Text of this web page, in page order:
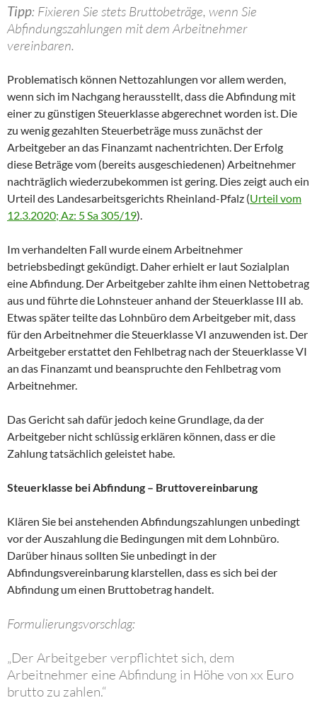
Tipp: Fixieren Sie stets Bruttobeträge, wenn Sie
Abfindungszahlungen mit dem Arbeitnehmer
vereinbaren.
Problematisch können Nettozahlungen vor allem werden,
wenn sich im Nachgang herausstellt, dass die Abfindung mit
einer zu günstigen Steuerklasse abgerechnet worden ist. Die
zu wenig gezahlten Steuerbeträge muss zunächst der
Arbeitgeber an das Finanzamt nachentrichten. Der Erfolg
diese Beträge vom (bereits ausgeschiedenen) Arbeitnehmer
nachträglich wiederzubekommen ist gering. Dies zeigt auch ein
Urteil des Landesarbeitsgerichts Rheinland-Pfalz (Urteil vom
12.3.2020; Az: 5 Sa 305/19).
Im verhandelten Fall wurde einem Arbeitnehmer
betriebsbedingt gekündigt. Daher erhielt er laut Sozialplan
eine Abfindung. Der Arbeitgeber zahlte ihm einen Nettobetrag
aus und führte die Lohnsteuer anhand der Steuerklasse III ab.
Etwas später teilte das Lohnbüro dem Arbeitgeber mit, dass
für den Arbeitnehmer die Steuerklasse VI anzuwenden ist. Der
Arbeitgeber erstattet den Fehlbetrag nach der Steuerklasse VI
an das Finanzamt und beanspruchte den Fehlbetrag vom
Arbeitnehmer.
Das Gericht sah dafür jedoch keine Grundlage, da der
Arbeitgeber nicht schlüssig erklären können, dass er die
Zahlung tatsächlich geleistet habe.
Steuerklasse bei Abfindung – Bruttovereinbarung
Klären Sie bei anstehenden Abfindungszahlungen unbedingt
vor der Auszahlung die Bedingungen mit dem Lohnbüro.
Darüber hinaus sollten Sie unbedingt in der
Abfindungsvereinbarung klarstellen, dass es sich bei der
Abfindung um einen Bruttobetrag handelt.
Formulierungsvorschlag:
„Der Arbeitgeber verpflichtet sich, dem
Arbeitnehmer eine Abfindung in Höhe von xx Euro
brutto zu zahlen.“